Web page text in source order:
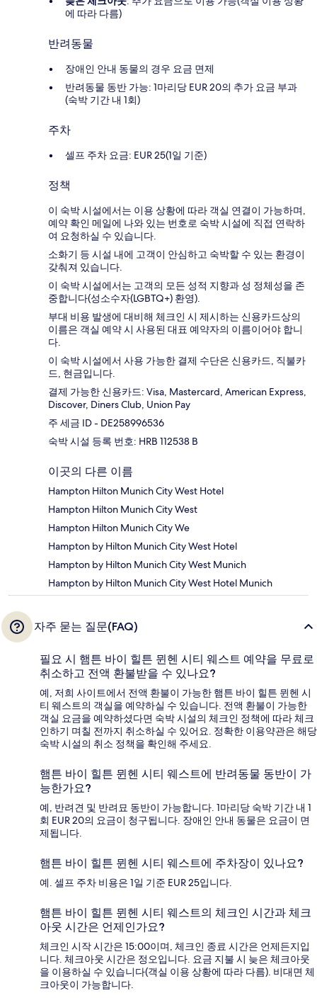
에 따라 다름)
반려동물
장애인 안내 동물의 경우 요금 면제
반려동물 동반 가능: 1마리당 EUR 20의 추가 요금 부과
(숙박 기간 내 1회)
주차
셀프 주차 요금: EUR 25(1일 기준)
정책
이 숙박 시설에서는 이용 상황에 따라 객실 연결이 가능하며,
예약 확인 메일에 나와 있는 번호로 숙박 시설에 직접 연락하
여 요청하실 수 있습니다.
소화기 등 시설 내에 고객이 안심하고 숙박할 수 있는 환경이
갖춰져 있습니다.
이 숙박 시설에서는 고객의 모든 성적 지향과 성 정체성을 존
중합니다(성소수자(LGBTQ+) 환영).
부대 비용 발생에 대비해 체크인 시 제시하는 신용카드상의
이름은 객실 예약 시 사용된 대표 예약자의 이름이어야 합니
다.
이 숙박 시설에서 사용 가능한 결제 수단은 신용카드, 직불카
드, 현금입니다.
결제 가능한 신용카드: Visa, Mastercard, American Express,
Discover, Diners Club, Union Pay
주 세금 ID - DE258996536
숙박 시설 등록 번호: HRB 112538 B
이곳의 다른 이름
Hampton Hilton Munich City West Hotel
Hampton Hilton Munich City West
Hampton Hilton Munich City We
Hampton by Hilton Munich City West Hotel
Hampton by Hilton Munich City West Munich
Hampton by Hilton Munich City West Hotel Munich
자주 묻는 질문(FAQ)
필요 시 햄튼 바이 힐튼 뮌헨 시티 웨스트 예약을 무료로
취소하고 전액 환불받을 수 있나요?
예, 저희 사이트에서 전액 환불이 가능한 햄튼 바이 힐튼 뮌헨 시
티 웨스트의 객실을 예약하실 수 있습니다. 전액 환불이 가능한
객실 요금을 예약하셨다면 숙박 시설의 체크인 정책에 따라 체크
인하기 며칠 전까지 취소하실 수 있어요. 정확한 이용약관은 해당
숙박 시설의 취소 정책을 확인해 주세요.
햄튼 바이 힐튼 뮌헨 시티 웨스트에 반려동물 동반이 가
능한가요?
예, 반려견 및 반려묘 동반이 가능합니다. 1마리당 숙박 기간 내 1
회 EUR 20의 요금이 청구됩니다. 장애인 안내 동물은 요금이 면
제됩니다.
햄튼 바이 힐튼 뮌헨 시티 웨스트에 주차장이 있나요?
예. 셀프 주차 비용은 1일 기준 EUR 25입니다.
햄튼 바이 힐튼 뮌헨 시티 웨스트의 체크인 시간과 체크
아웃 시간은 언제인가요?
체크인 시작 시간은 15:00이며, 체크인 종료 시간은 언제든지입
니다. 체크아웃 시간은 정오입니다. 요금 지불 시 늦은 체크아웃
을 이용하실 수 있습니다(객실 이용 상황에 따라 다름). 비대면 체
크아웃이 가능합니다.